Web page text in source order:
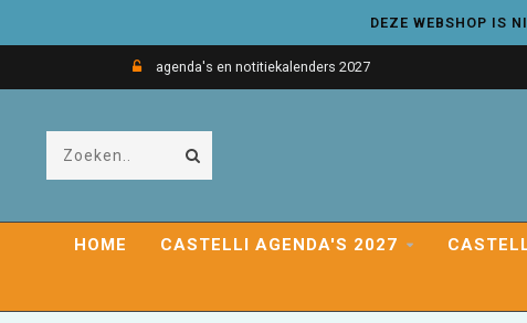
DEZE WEBSHOP IS
agenda's en notitiekalenders 2027
HOME CASTELLI AGENDA'S 2027